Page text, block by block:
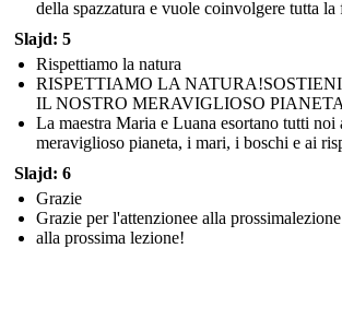
della spazzatura e vuole coinvolgere tutta la
Slajd: 5
Rispettiamo la natura
RISPETTIAMO LA
IL NOSTRO MERAVIGLIOSO PIANETA
La maestra Maria e Luana esortano tutti
meraviglioso pianeta, i mari, i boschi e ai
Slajd: 6
Grazie
Grazie per l'attenzionee alla
alla prossima lezione!